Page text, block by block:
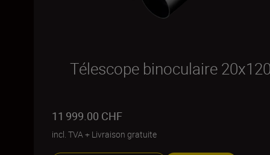
Télescope binoculaire
11 999.00 CHF
incl. TVA+ Livraison gratuite